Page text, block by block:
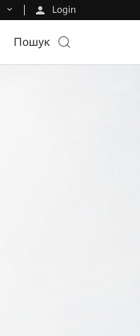
Login
Пошук